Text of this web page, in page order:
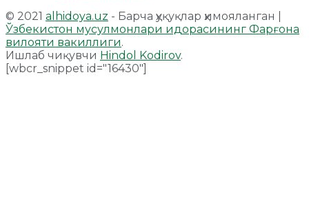
© 2021 alhidoya.uz - Барча ҳуқуқлар ҳимояланган |
Ўзбекистон мусулмонлари идорасининг Фарғона
вилояти вакиллиги.
Ишлаб чиқувчи Hindol Kodirov.
[wbcr_snippet id="16430"]